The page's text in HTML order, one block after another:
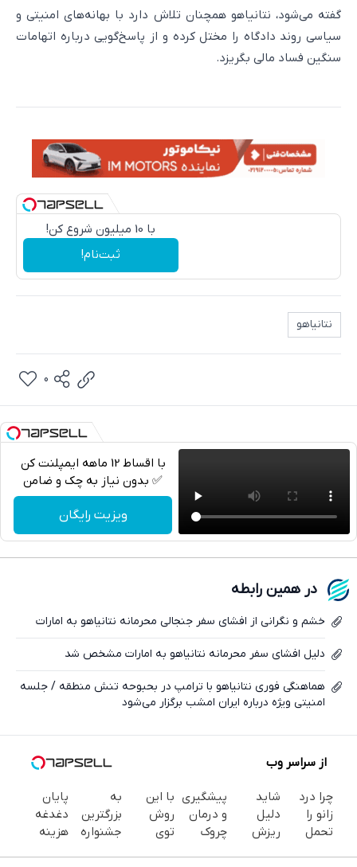
گفته می‌شود، نتانیاهو همچنان تلاش دارد با بهانه‌های امنیتی و
سیاسی روند دادگاه را مختل کرده و از پاسخ‌گویی درباره اتهامات
سنگین فساد مالی بگریزد.
با 10 میلیون شروع کن!
ثبت‌نام!
نتانیاهو
واتساپ
0
با اقساط 12 ماهه ایمپلنت کن
✅ بدون نیاز به چک و ضامن
ویزیت رایگان
در همین رابطه
خشم و نگرانی از افشای سفر جنجالی محرمانه نتانیاهو به امارات
دلیل افشای سفر محرمانه نتانیاهو به امارات مشخص شد
هماهنگی فوری نتانیاهو با ترامپ در بحبوحه تنش منطقه / جلسه
امنیتی ویژه درباره ایران امشب برگزار می‌شود
از سراسر وب
چرا درد
زانو را
تحمل
شاید
دلیل
ریزش
پیشگیری
و درمان
چروک
با این
روش
توی
به
بزرگترین
جشنواره
پایان
دغدغه
هزینه